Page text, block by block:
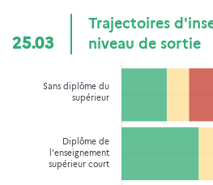
25.03
Trajectoires
niveau de sortie
Sans diplôme du
supérieur
Diplôme de
l'enseignement
supérieur court